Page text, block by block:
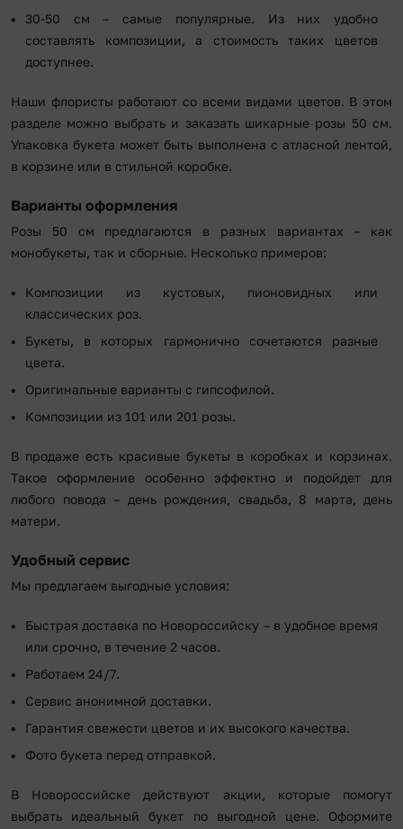
30-50 см – самые популярные. Из них удобно
составлять композиции, а стоимость таких цветов
доступнее.
Наши флористы работают со всеми видами цветов. В этом
разделе можно выбрать и заказать шикарные розы 50 см.
Упаковка букета может быть выполнена с атласной лентой,
в корзине или в стильной коробке.
Варианты оформления
Розы 50 см предлагаются в разных вариантах – как
монобукеты, так и сборные. Несколько примеров:
Композиции из кустовых, пионовидных или
классических роз.
Букеты, в которых гармонично сочетаются разные
цвета.
Оригинальные варианты с гипсофилой.
Композиции из 101 или 201 розы.
В продаже есть красивые букеты в коробках и корзинах.
Такое оформление особенно эффектно и подойдет для
любого повода – день рождения, свадьба, 8 марта, день
матери.
Удобный сервис
Мы предлагаем выгодные условия:
Быстрая доставка по Новороссийску – в удобное время
или срочно, в течение 2 часов.
Работаем 24/7.
Сервис анонимной доставки.
Гарантия свежести цветов и их высокого качества.
Фото букета перед отправкой.
В Новороссийске действуют акции, которые помогут
выбрать идеальный букет по выгодной цене. Оформите